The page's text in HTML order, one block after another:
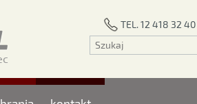
TEL. 12 418 32 40